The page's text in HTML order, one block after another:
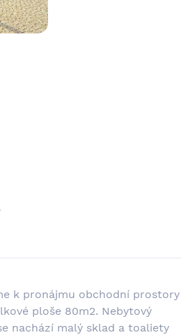
k pronájmu obchodní prostory
ploše 80m2. Nebytový
nachází malý sklad a toaliety